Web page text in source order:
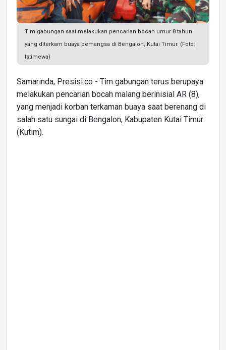
Tim gabungan saat melakukan pencarian bocah umur 8 tahun
yang diterkam buaya pemangsa di Bengalon, Kutai Timur. (Foto:
Istimewa)
Samarinda, Presisi.co - Tim gabungan terus berupaya
melakukan pencarian bocah malang berinisial AR (8),
yang menjadi korban terkaman buaya saat berenang di
salah satu sungai di Bengalon, Kabupaten Kutai Timur
(Kutim).